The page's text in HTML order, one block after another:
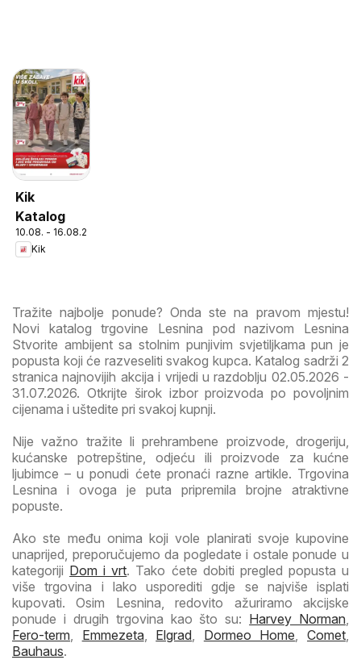
Kik
Katalog
10.08. - 16.08.2026
Kik
Tražite najbolje ponude? Onda ste na pravom mjestu!
Novi katalog trgovine Lesnina pod nazivom Lesnina
Stvorite ambijent sa stolnim punjivim svjetiljkama pun je
popusta koji će razveseliti svakog kupca. Katalog sadrži 2
stranica najnovijih akcija i vrijedi u razdoblju 02.05.2026 -
31.07.2026. Otkrijte širok izbor proizvoda po povoljnim
cijenama i uštedite pri svakoj kupnji.
Nije važno tražite li prehrambene proizvode, drogeriju,
kućanske potrepštine, odjeću ili proizvode za kućne
ljubimce – u ponudi ćete pronaći razne artikle. Trgovina
Lesnina i ovoga je puta pripremila brojne atraktivne
popuste.
Ako ste među onima koji vole planirati svoje kupovine
unaprijed, preporučujemo da pogledate i ostale ponude u
kategoriji Dom i vrt. Tako ćete dobiti pregled popusta u
više trgovina i lako usporediti gdje se najviše isplati
kupovati. Osim Lesnina, redovito ažuriramo akcijske
ponude i drugih trgovina kao što su: Harvey Norman
Fero-term
Emmezeta, Elgrad Dormeo Home ,Comet
Bauhaus.